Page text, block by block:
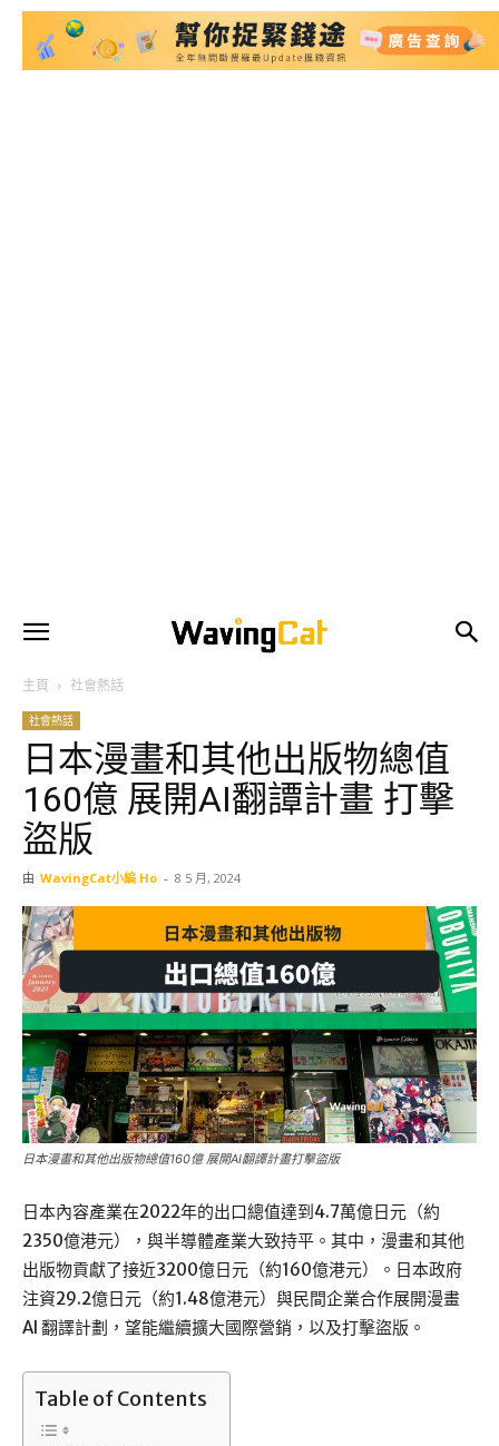
主頁 社會熱話
社會熱話
日本漫畫和其他出版物總值
160億 展開AI翻譚計畫 打擊
盜版
由 WavingCat小編 Ho - 8 5 月, 2024
日本漫畫和其他出版物總值160億 展開AI翻譚計畫打擊盜版
日本內容產業在2022年的出口總值達到4.7萬億日元（約
2350億港元），與半導體產業大致持平。其中，漫畫和其他
出版物貢獻了接近3200億日元（約160億港元）。日本政府
注資29.2億日元（約1.48億港元）與民間企業合作展開漫畫
AI 翻譯計劃，望能繼續擴大國際營銷，以及打擊盜版。
Table of Contents